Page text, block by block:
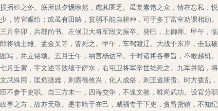
损播殖之务。朕所以夕惕愀然，虑其匮乏。虽复素饱之众，情在忘私，
少，皆宜赈给；或虽有田畴，贫弱不能自耕种，可于多丁富室劝课相助
三月辛卯，兵部尚书、左候卫大将军段文振卒。癸巳，上御师。甲午，
郎将钱士雄、孟金叉等，皆死之。甲午，车驾渡辽。大战于东岸，击贼
图写，并立铭颂。五月壬午，纳言杨达卒。于时诸将各奉旨，不敢越
七月壬寅，宇文述等败绩于萨水，右屯卫将军辛世雄死之。九军并陷，
文武殊用，匡危拯难，则霸德攸兴，化人成俗，则王道斯贵。时方拨乱
臣不参于吏职。自三方未一，四海交争，不遑文教，唯尚武功。设官
政事之方，故亦无取。是非暗于在己，威福专于下吏，贪冒货贿，不知